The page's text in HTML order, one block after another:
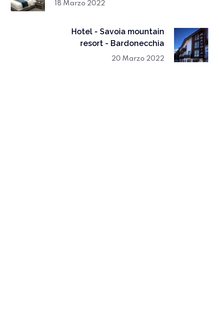
18 Marzo 2022
Hotel - Savoia mountain
resort - Bardonecchia
20 Marzo 2022